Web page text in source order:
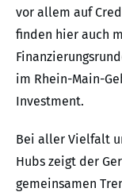
vor allem auf
finden hier auch
im Rhein-Main-
Investment.
Bei aller Vielfalt
Hubs zeigt der
gemeinsamen